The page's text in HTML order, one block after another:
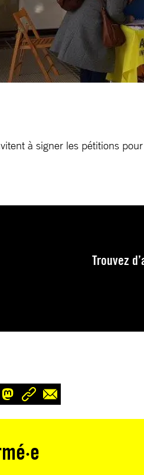
à signer les pétitions
Trouvez